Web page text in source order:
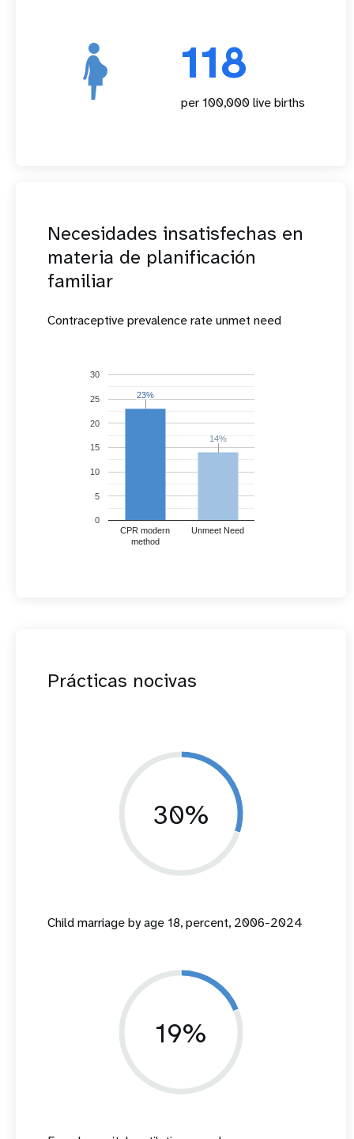
118
per 100,000 live births
Necesidades insatisfechas en
materia de planificación
familiar
Contraceptive prevalence rate unmet need
CPR modern
method
Unmeet Need
0
5
10
15
20
25
30
23%
23%
14%
14%
Prácticas nocivas
30%
Child marriage by age 18, percent, 2006-2024
19%